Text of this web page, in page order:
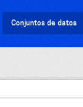
Conjuntos de datos